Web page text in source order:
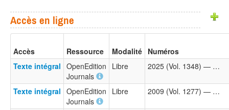
Accès en ligne
Accès Ressource Modalité Numéros
Texte intégral OpenEdition
Journals
Libre 2025 (Vol. 1348) — …
Texte intégral OpenEdition
Journals
Libre 2009 (Vol. 1277) — …